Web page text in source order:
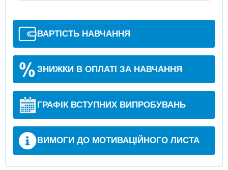
ВАРТІСТЬ НАВЧАННЯ
ЗНИЖКИ В ОПЛАТІ ЗА НАВЧАННЯ
ГРАФІК ВСТУПНИХ ВИПРОБУВАНЬ
ВИМОГИ ДО МОТИВАЦІЙНОГО ЛИСТА